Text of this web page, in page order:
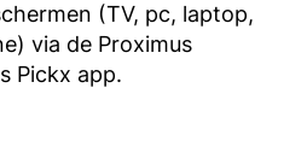
(TV, pc, laptop,
via de Proximus
Pickx app.